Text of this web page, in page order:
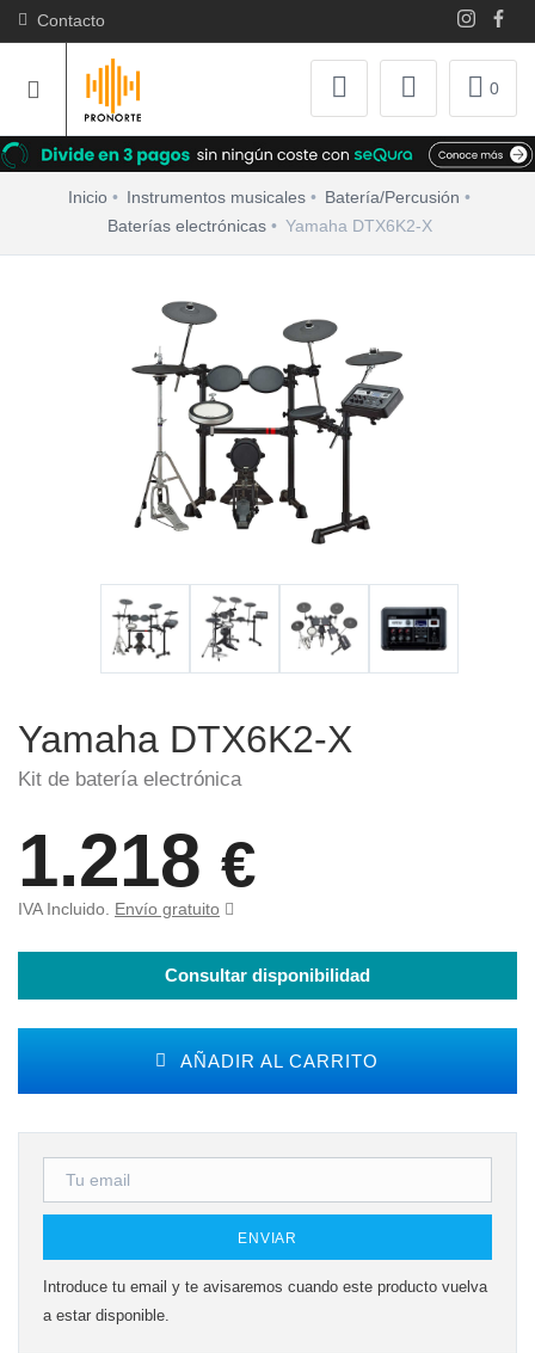
Contacto
0
Inicio Instrumentos musicales
Batería/Percusión
Baterías electrónicas
Yamaha DTX6K2-X
Yamaha DTX6K2-X
Kit de batería electrónica
1.218 €
IVA Incluido. Envío gratuito
Consultar disponibilidad
AÑADIR AL CARRITO
ENVIAR
Introduce tu email y te avisaremos cuando este producto vuelva
a estar disponible.